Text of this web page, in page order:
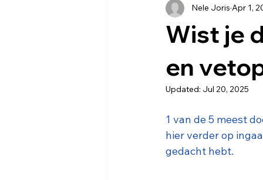
Algemene gezondheid
Wist je
en
Nele Joris Apr 1,
Updated: Jul 20, 2025
1 van de 5 meest
hier verder op
gedacht hebt.